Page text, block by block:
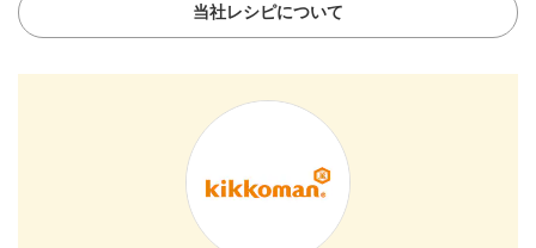
当社レシピについて